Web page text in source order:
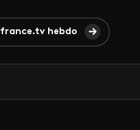
france.tv hebdo